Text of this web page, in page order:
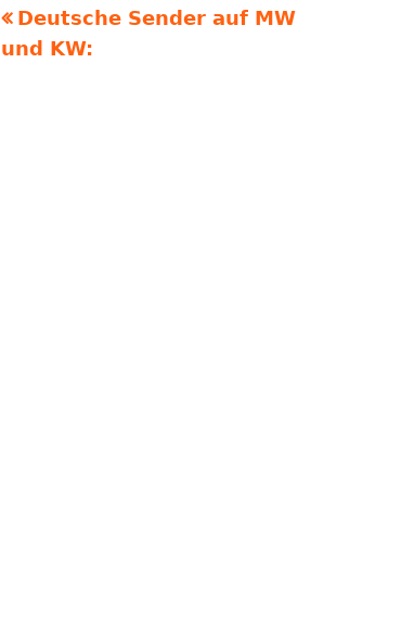
Beitragsnavigation
Vorheriger
Beitrag:
Deutsche Sender auf MW
und KW: